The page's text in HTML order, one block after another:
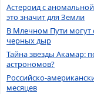
Астероид с
это значит для Земли
В Млечном Пути могут
черных дыр
Тайна звезды Акамар:
астрономов?
Российско-
месяцев